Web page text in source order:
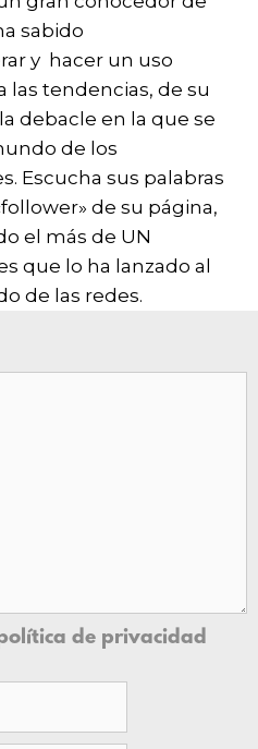
sabido
y hacer un uso
las tendencias, de su
debacle en la que se
de los
Escucha sus palabras
de su página,
el más de UN
que lo ha lanzado al
de las redes.
de privacidad